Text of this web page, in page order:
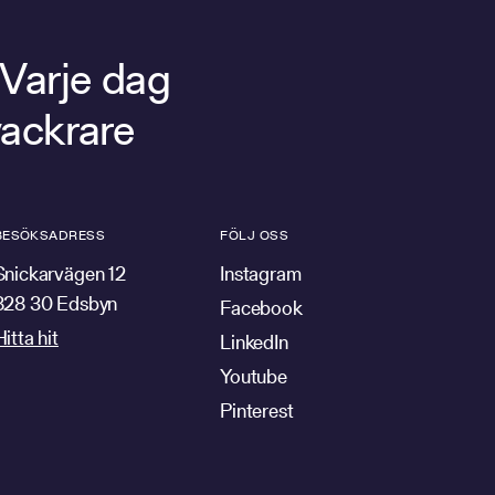
dag
12
30 Edsbyn
hit
FÖLJ OSS
Instagram
Facebook
LinkedIn
Youtube
Pinterest